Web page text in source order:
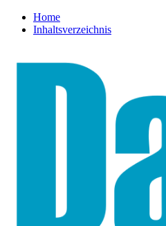
Home
Inhaltsverzeichnis